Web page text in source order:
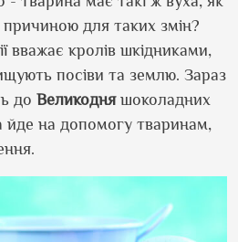
для таких змін?
вважає кролів шкідниками,
посіви та землю. Зараз
до Великодняшоколадних
йде на допомогу тваринам,